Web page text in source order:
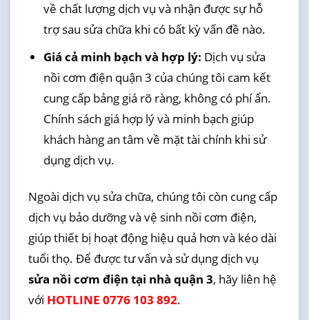
về chất lượng dịch vụ và nhận được sự hỗ
trợ sau sửa chữa khi có bất kỳ vấn đề nào.
Giá cả minh bạch và hợp lý: Dịch vụ sửa
nồi cơm điện quận 3 của chúng tôi cam kết
cung cấp bảng giá rõ ràng, không có phí ẩn.
Chính sách giá hợp lý và minh bạch giúp
khách hàng an tâm về mặt tài chính khi sử
dụng dịch vụ.
Ngoài dịch vụ sửa chữa, chúng tôi còn cung cấp
dịch vụ bảo dưỡng và vệ sinh nồi cơm điện,
giúp thiết bị hoạt động hiệu quả hơn và kéo dài
tuổi thọ. Để được tư vấn và sử dụng dịch vụ
sửa nồi cơm điện tại nhà quận 3, hãy liên hệ
với HOTLINE 0776 103 892.